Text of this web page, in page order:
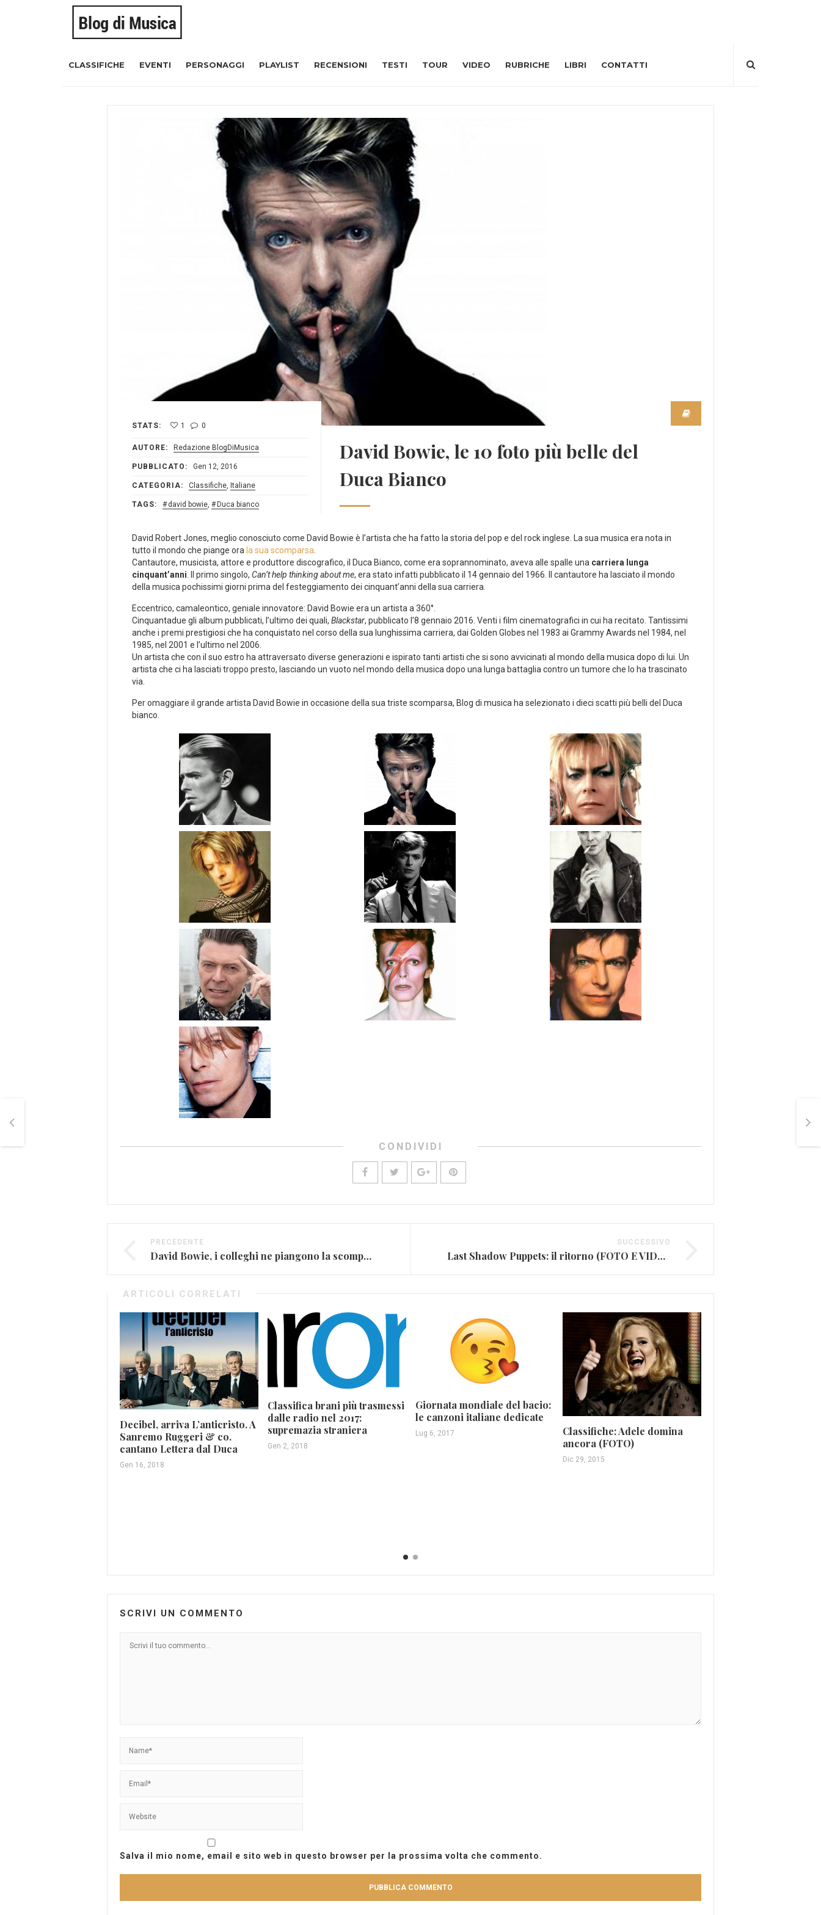
CLASSIFICHE EVENTI PERSONAGGI PLAYLIST RECENSIONI TESTI TOUR VIDEO RUBRICHE LIBRI CONTATTI
STATS: 1 0
AUTORE: Redazione BlogDiMusica
PUBBLICATO: Gen 12, 2016
CATEGORIA: Classifiche, Italiane
TAGS: david bowie, Duca bianco
David Bowie, le 10 foto più belle del
Duca Bianco
David Robert Jones, meglio conosciuto come David Bowie è l’artista che ha fatto la storia del pop e del rock inglese. La sua musica era nota in
tutto il mondo che piange ora la sua scomparsa.
Cantautore, musicista, attore e produttore discografico, il Duca Bianco, come era soprannominato, aveva alle spalle una carriera lunga
cinquant’anni. Il primo singolo, Can’t help thinking about me, era stato infatti pubblicato il 14 gennaio del 1966. Il cantautore ha lasciato il mondo
della musica pochissimi giorni prima del festeggiamento dei cinquant’anni della sua carriera.
Eccentrico, camaleontico, geniale innovatore: David Bowie era un artista a 360°.
Cinquantadue gli album pubblicati, l’ultimo dei quali, Blackstar, pubblicato l’8 gennaio 2016. Venti i film cinematografici in cui ha recitato. Tantissimi
anche i premi prestigiosi che ha conquistato nel corso della sua lunghissima carriera, dai Golden Globes nel 1983 ai Grammy Awards nel 1984, nel
1985, nel 2001 e l’ultimo nel 2006.
Un artista che con il suo estro ha attraversato diverse generazioni e ispirato tanti artisti che si sono avvicinati al mondo della musica dopo di lui. Un
artista che ci ha lasciati troppo presto, lasciando un vuoto nel mondo della musica dopo una lunga battaglia contro un tumore che lo ha trascinato
via.
Per omaggiare il grande artista David Bowie in occasione della sua triste scomparsa, Blog di musica ha selezionato i dieci scatti più belli del Duca
bianco.
CONDIVIDI
PRECEDENTE
David Bowie, i colleghi ne piangono la scomparsa
SUCCESSIVO
Last Shadow Puppets: il ritorno (FOTO E VIDEO)
ARTICOLI CORRELATI
Decibel, arriva L’anticristo. A
Sanremo Ruggeri & co.
cantano Lettera dal Duca
Gen 16, 2018
Classifica brani più trasmessi
dalle radio nel 2017:
supremazia straniera
Gen 2, 2018
Giornata mondiale del bacio:
le canzoni italiane dedicate
Lug 6, 2017
Classifiche: Adele domina
ancora (FOTO)
Dic 29, 2015
SCRIVI UN COMMENTO
Salva il mio nome, email e sito web in questo browser per la prossima volta che commento.